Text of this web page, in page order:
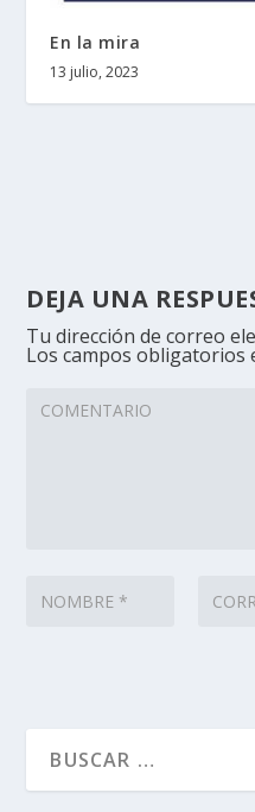
En la mira
13 julio, 2023
DEJA UNA
Tu dirección de correo
Los campos obligatorios